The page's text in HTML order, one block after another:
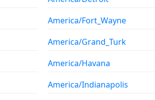
America/Fort_Wayne
America/Grand_Turk
America/Havana
America/Indianapolis